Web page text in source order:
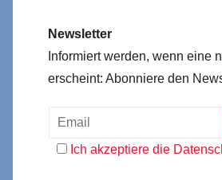
Newsletter
Informiert werden, wenn eine
erscheint: Abonniere den
Ich akzeptiere die